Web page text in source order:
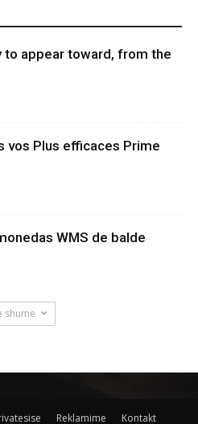
to appear toward, from the
vos Plus efficaces Prime
WMS de balde
shume
Reklamime Kontakt